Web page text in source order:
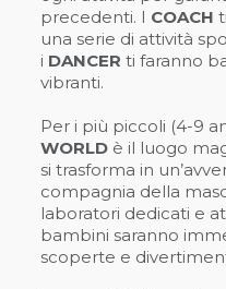
precedenti. I COACH
una serie di attività
i DANCERti faranno
vibranti.
Per i più piccoli (4-9
WORLD è il luogo
si trasforma in
compagnia della
laboratori dedicati e
bambini saranno
scoperte e